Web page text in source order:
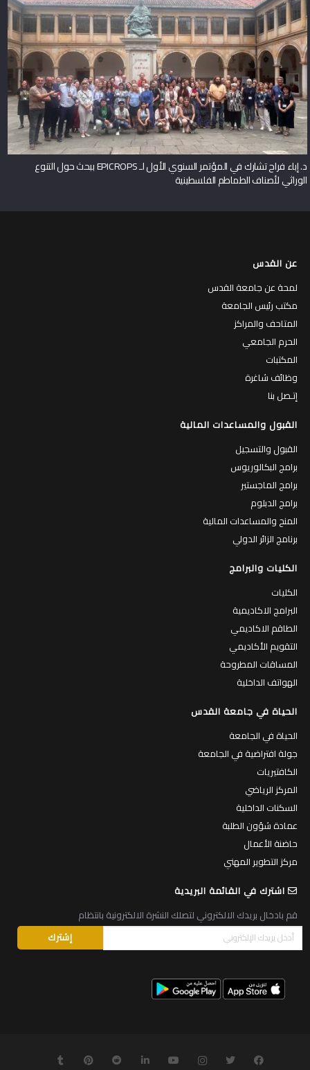
د. إباء فراح تشارك في المؤتمر السنوي الأول لـ EPICROPS ببحث حول التنوع
الوراثي لأصناف الطماطم الفلسطينية
عن القدس
لمحة عن جامعة القدس
مكتب رئيس الجامعة
المتاحف والمراكز
الحرم الجامعي
المكتبات
وظائف شاغرة
إتـصل بنا
القبول والمساعدات المالية
القبول والتسجيل
برامج البكالوريوس
برامج الماجستير
برامج الدبلوم
المنح والمساعدات المالية
برنامج الزائر الدولي
الكليات والبرامج
الكليات
البرامج الاكاديمية
الطاقم الاكاديمي
التقويم الأكاديمي
المساقات المطروحة
الهواتف الداخلية
الحياة في جامعة القدس
الحياة في الجامعة
جولة افتراضية في الجامعة
الكافتيريات
المركز الرياضي
السكنات الداخلية
عمادة شؤون الطلبة
حاضنة الأعمال
مركز التطوير المهني
اشترك في القائمة البريدية
قم بادخال بريدك الالكتروني لتصلك النشرة الالكترونية بانتظام